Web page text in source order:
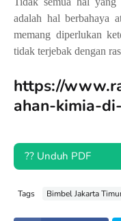
adalah hal berbahaya
memang diperlukan
tidak terjebak dengan
https://
ahan-kimia-
?? Unduh PDF
Tags Bimbel Jakarta